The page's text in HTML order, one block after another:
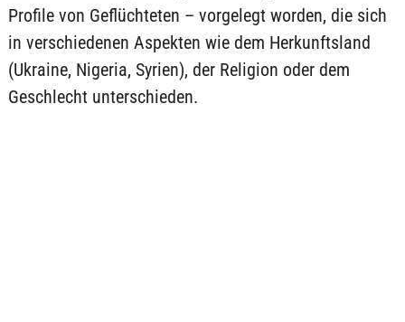
Profile von Geflüchteten – vorgelegt worden, die sich
in verschiedenen Aspekten wie dem Herkunftsland
(Ukraine, Nigeria, Syrien), der Religion oder dem
Geschlecht unterschieden.